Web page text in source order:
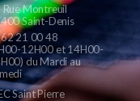
Rue Montreuil
Saint-Denis
21 00 48
12H00 et 14H00-
du Mardi au
Saint Pierre